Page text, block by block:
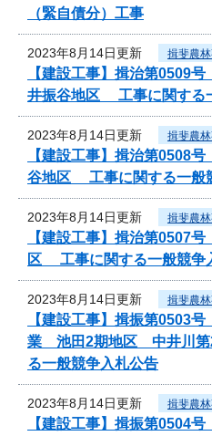
（緊自債分）工事
2023年8月14日更新 揖斐農
【建設工事】揖治第0509
井振谷地区 工事に関する
2023年8月14日更新 揖斐農
【建設工事】揖治第0508
谷地区 工事に関する一般
2023年8月14日更新 揖斐農
【建設工事】揖治第0507
区 工事に関する一般競争
2023年8月14日更新 揖斐農
【建設工事】揖振第0503
業 池田2期地区 中井川第
る一般競争入札公告
2023年8月14日更新 揖斐農
【建設工事】揖振第0504